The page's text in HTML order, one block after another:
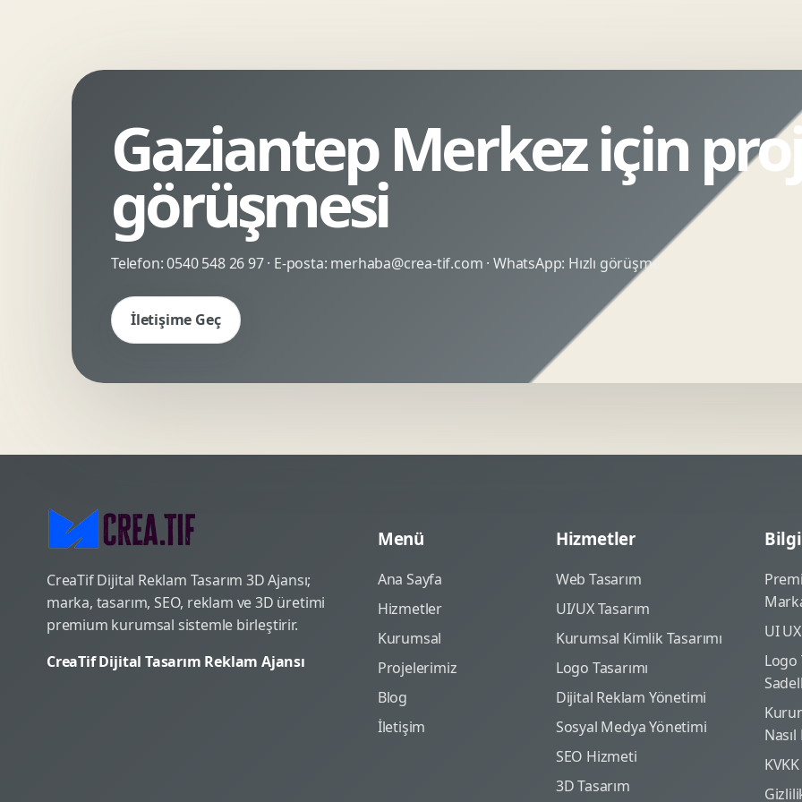
Gaziantep Merkez için
görüşmesi
Telefon:0540 548 26 97· E-posta: merhaba@crea-tif.com · WhatsApp: Hızlı görüşme
İletişime Geç
CreaTif Dijital Reklam Tasarım 3D Ajansı;
marka, tasarım, SEO, reklam ve 3D üretimi
premium kurumsal sistemle birleştirir.
CreaTif Dijital Tasarım Reklam Ajansı
Menü
Ana Sayfa
Hizmetler
Kurumsal
Projelerimiz
Blog
İletişim
Hizmetler
Web Tasarım
UI/UX Tasarım
Kurumsal Kimlik Tasarımı
Logo Tasarımı
Dijital Reklam Yönetimi
Sosyal Medya Yönetimi
SEO Hizmeti
3D Tasarım
Bilgi
UI
Logo
KVKK